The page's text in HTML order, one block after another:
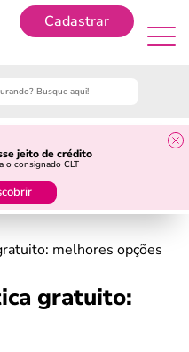
Cadastrar
jeito de crédito
o consignado CLT
melhores opções
gratuito: